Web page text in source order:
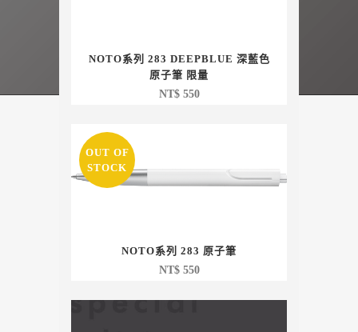
NOTO系列 283 DEEPBLUE 深藍色
原子筆 限量
NT$550
OUT OF
STOCK
NOTO系列 283 原子筆
NT$550